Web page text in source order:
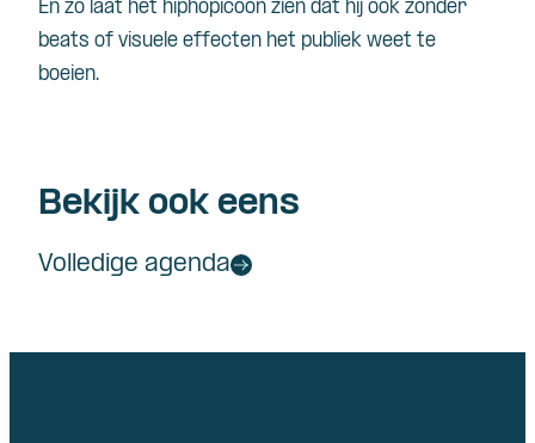
En zo laat het hiphopicoon zien dat hij ook zonder
beats of visuele effecten het publiek weet te
boeien.
Bekijk ook eens
Volledige agenda